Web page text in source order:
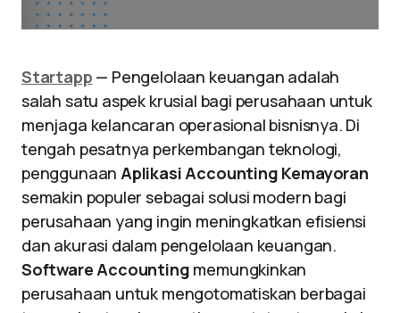
Startapp — Pengelolaan keuangan adalah
salah satu aspek krusial bagi perusahaan untuk
menjaga kelancaran operasional bisnisnya. Di
tengah pesatnya perkembangan teknologi,
penggunaanAplikasi Accounting Kemayoran
semakin populer sebagai solusi modern bagi
perusahaan yang ingin meningkatkan efisiensi
dan akurasi dalam pengelolaan keuangan.
Software Accounting memungkinkan
perusahaan untuk mengotomatiskan berbagai